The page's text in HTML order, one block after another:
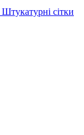
Штукатурні сітки